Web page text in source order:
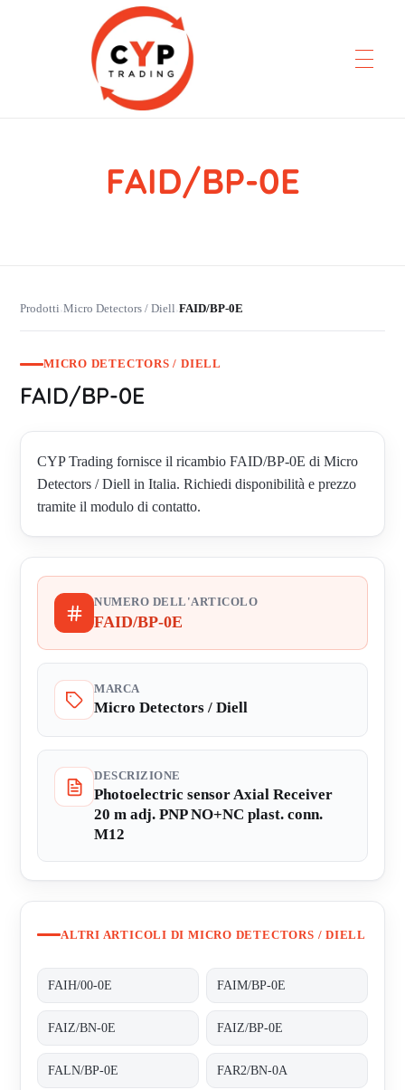
CYP Trading
Professionelle ErsatzteilbeschaffungFAID/BP-0E
Prodotti›Micro Detectors / Diell›FAID/BP-0E
MICRO DETECTORS / DIELL
FAID/BP-0E
CYP Trading fornisce il ricambio FAID/BP-0E di Micro
Detectors / Diell in Italia. Richiedi disponibilità e prezzo
tramite il modulo di contatto.
NUMERO DELL'ARTICOLO
FAID/BP-0E
MARCA
Micro Detectors / Diell
DESCRIZIONE
Photoelectric sensor Axial Receiver
20 m adj. PNP NO+NC plast. conn.
M12
ALTRI ARTICOLI DI MICRO DETECTORS / DIELL
FAIH/00-0E FAIM/BP-0E
FAIZ/BN-0E FAIZ/BP-0E
FALN/BP-0E FAR2/BN-0A